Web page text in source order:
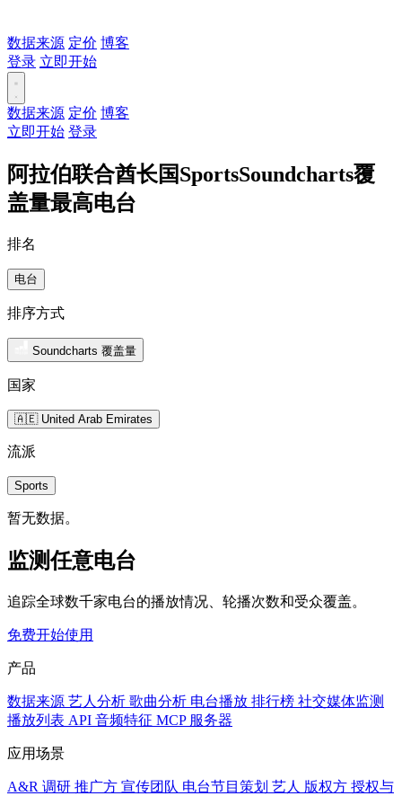
数据来源 定价 博客
登录 立即开始
数据来源 定价 博客
立即开始 登录
阿拉伯联合酋长国SportsSoundcharts覆
盖量最高电台
排名
电台
排序方式
Soundcharts 覆盖量
国家
🇦🇪 United Arab Emirates
流派
Sports
暂无数据。
监测任意电台
追踪全球数千家电台的播放情况、轮播次数和受众覆盖。
免费开始使用
产品
数据来源 艺人分析 歌曲分析 电台播放 排行榜 社交媒体监测
播放列表 API 音频特征 MCP 服务器
应用场景
A&R 调研 推广方 宣传团队 电台节目策划 艺人 版权方 授权与